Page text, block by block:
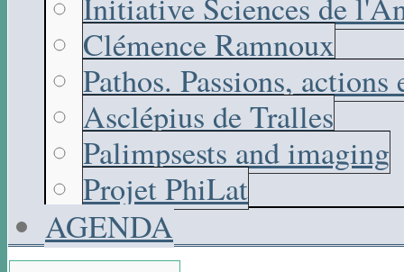
Clémence Ramnoux
Pathos. Passions,
Asclépius de Tralles
Palimpsests and imaging
Projet PhiLat
AGENDA